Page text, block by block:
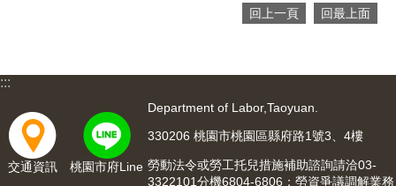
園
入
口
網
站
回上一頁 回最上面
:::
交通資訊 桃園市府Line
Department of Labor,Taoyuan.
330206 桃園市桃園區縣府路1號3、4樓
勞動法令或勞工托兒措施補助諮詢請洽03-
3322101分機6804-6806；勞資爭議調解業務